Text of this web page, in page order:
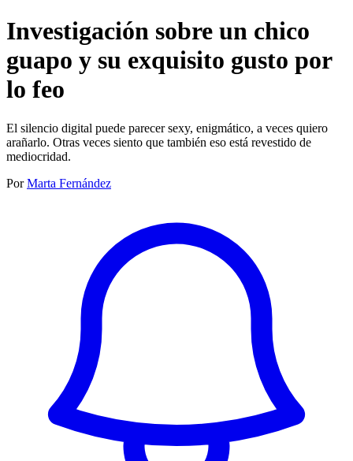
Investigación sobre un chico
guapo y su exquisito gusto por
lo feo
El silencio digital puede parecer sexy, enigmático, a veces quiero
arañarlo. Otras veces siento que también eso está revestido de
mediocridad.
Por Marta Fernández